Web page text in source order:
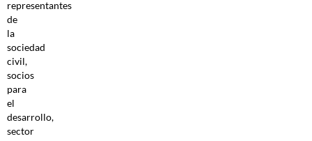
representantes
de
la
sociedad
civil,
socios
para
el
desarrollo,
sector